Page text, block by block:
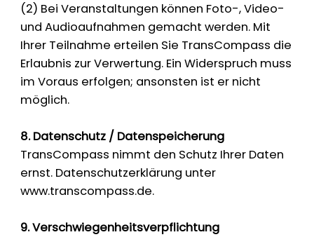
(2) Bei Veranstaltungen können Foto-, Video-
und Audioaufnahmen gemacht werden. Mit
Ihrer Teilnahme erteilen Sie TransCompass die
Erlaubnis zur Verwertung. Ein Widerspruch muss
im Voraus erfolgen; ansonsten ist er nicht
möglich.
8. Datenschutz / Datenspeicherung
TransCompass nimmt den Schutz Ihrer Daten
ernst. Datenschutzerklärung unter
www.transcompass.de.
9. Verschwiegenheitsverpflichtung